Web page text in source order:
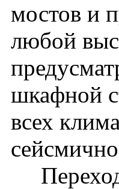
мостов и
любой
шкафной
всех